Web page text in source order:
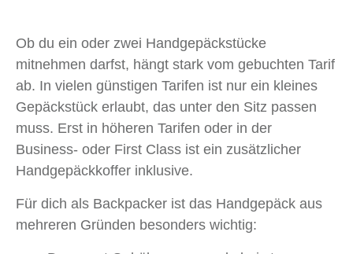
Ob du ein oder zwei Handgepäckstücke
mitnehmen darfst, hängt stark vom gebuchten Tarif
ab. In vielen günstigen Tarifen ist nur ein kleines
Gepäckstück erlaubt, das unter den Sitz passen
muss. Erst in höheren Tarifen oder in der
Business- oder First Class ist ein zusätzlicher
Handgepäckkoffer inklusive.
Für dich als Backpacker ist das Handgepäck aus
mehreren Gründen besonders wichtig: